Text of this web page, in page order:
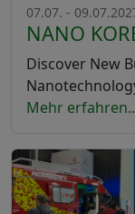
07.07. -
NANO
Discover New
Mehr